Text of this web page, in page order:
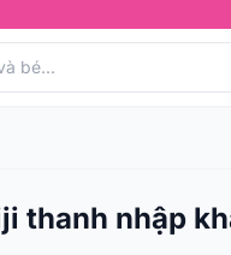
thanh nhập